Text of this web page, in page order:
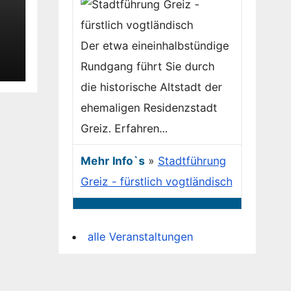
Der etwa eineinhalbstündige
Rundgang führt Sie durch
die historische Altstadt der
ehemaligen Residenzstadt
Greiz. Erfahren...
Mehr Info`s» Stadtführung
Greiz - fürstlich vogtländisch
alle Veranstaltungen